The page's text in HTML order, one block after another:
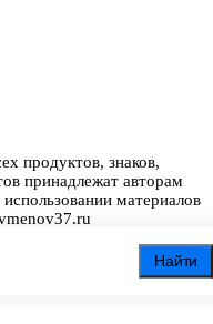
Найти
продуктов, знаков,
принадлежат авторам
материалов